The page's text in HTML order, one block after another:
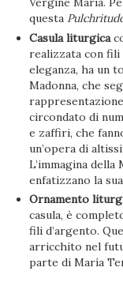
questa
Casula liturgica
realizzata con fili
eleganza, ha un
Madonna, che
circondato di
e zaffiri, che
un’opera di
L’immagina
enfatizzano la
Ornamento
casula, è
fili d’argento.
arricchito nel
parte di María